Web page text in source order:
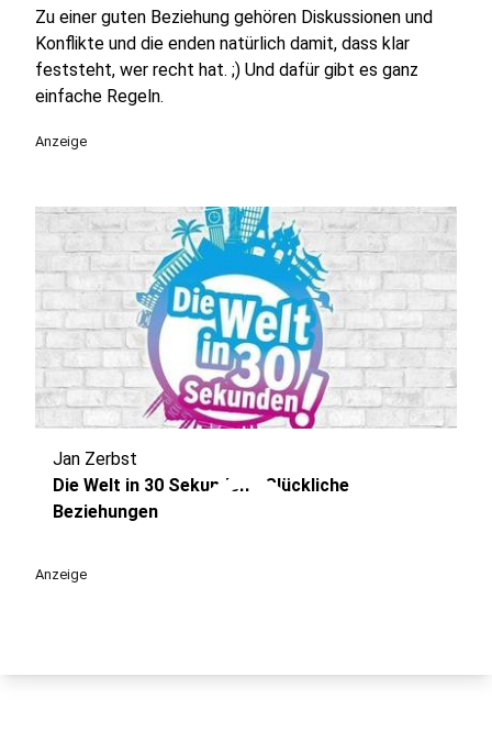
Zu einer guten Beziehung gehören Diskussionen und
Konflikte und die enden natürlich damit, dass klar
feststeht, wer recht hat. ;) Und dafür gibt es ganz
einfache Regeln.
Anzeige
play_circle
Jan Zerbst
Die Welt in 30 Sekunden - Glückliche
Beziehungen
Anzeige